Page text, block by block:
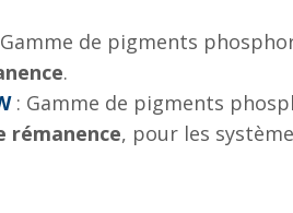
de pigments
.
: Gamme de pigments
rémanence, pour les